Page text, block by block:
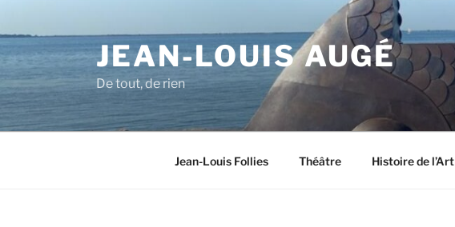
contenu
principal
JEAN-LOUIS AUGÉ
De tout, de rien
Jean-Louis Follies Théâtre Histoire de l’Art